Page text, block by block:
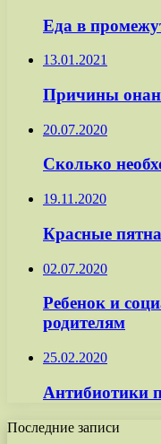
Еда в
13.01.2021
Причины
20.07.2020
Сколько
19.11.2020
Красные
02.07.2020
Ребенок и
родителям
25.02.2020
Антибиотики
Последние записи